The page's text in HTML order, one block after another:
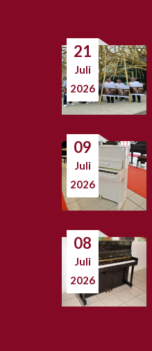
21
Juli
2026
09
Juli
2026
08
Juli
2026